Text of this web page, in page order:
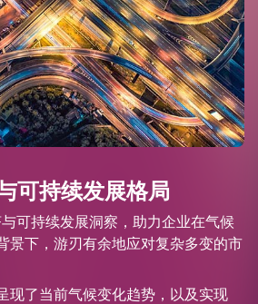
可持续发展格局
可持续发展洞察，助力企业在气候
景下，游刃有余地应对复杂多变的市
现了当前气候变化趋势，以及实现